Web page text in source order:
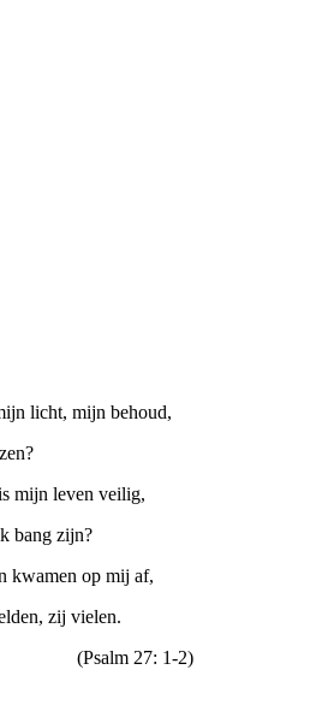
licht, mijn behoud,
mijn leven veilig,
bang zijn?
kwamen op mij af,
zij vielen.
(Psalm 27: 1-2)